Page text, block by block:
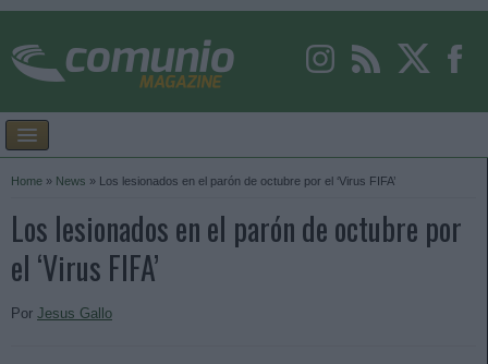
Home » News » Los lesionados en el parón de octubre por el ‘Virus FIFA’
Los lesionados en el parón de octubre por
el ‘Virus FIFA’
Por Jesus Gallo